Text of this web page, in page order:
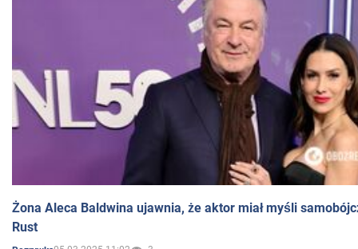
Żona Aleca Baldwina ujawnia, że aktor miał myśli
Rust